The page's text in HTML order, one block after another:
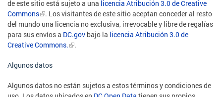
de este sitio está sujeto a una licencia Atribución 3.0 de Creative
Commons
. Los visitantes de este sitio aceptan conceder al resto
del mundo una licencia no exclusiva, irrevocable y libre de regalías
para sus envíos a DC.gov bajo la licencia Atribución 3.0 de
Creative Commons.
.
Algunos datos
Algunos datos no están sujetos a estos términos y condiciones de